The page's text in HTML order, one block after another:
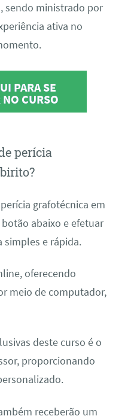
sendo ministrado por
ativa no
PARA SE
CURSO
perícia
grafotécnica em
abaixo e efetuar
simples e rápida.
oferecendo
meio de computador,
deste curso é o
proporcionando
receberão um